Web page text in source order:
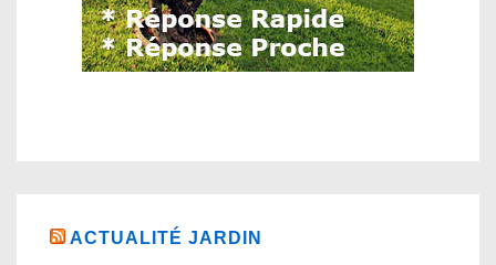
ACTUALITÉ JARDIN